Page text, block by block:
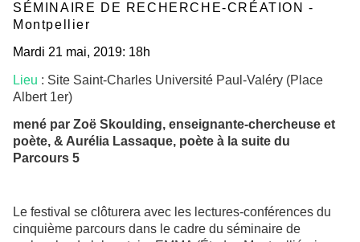
SÉMINAIRE DE RECHERCHE-CRÉATION -
Montpellier
Mardi 21 mai, 2019: 18h
Lieu : Site Saint-Charles Université Paul-Valéry (Place
Albert 1er)
mené par Zoë Skoulding, enseignante-chercheuse et
poète, & Aurélia Lassaque, poète à la suite du
Parcours 5
Le festival se clôturera avec les lectures-conférences du
cinquième parcours dans le cadre du séminaire de